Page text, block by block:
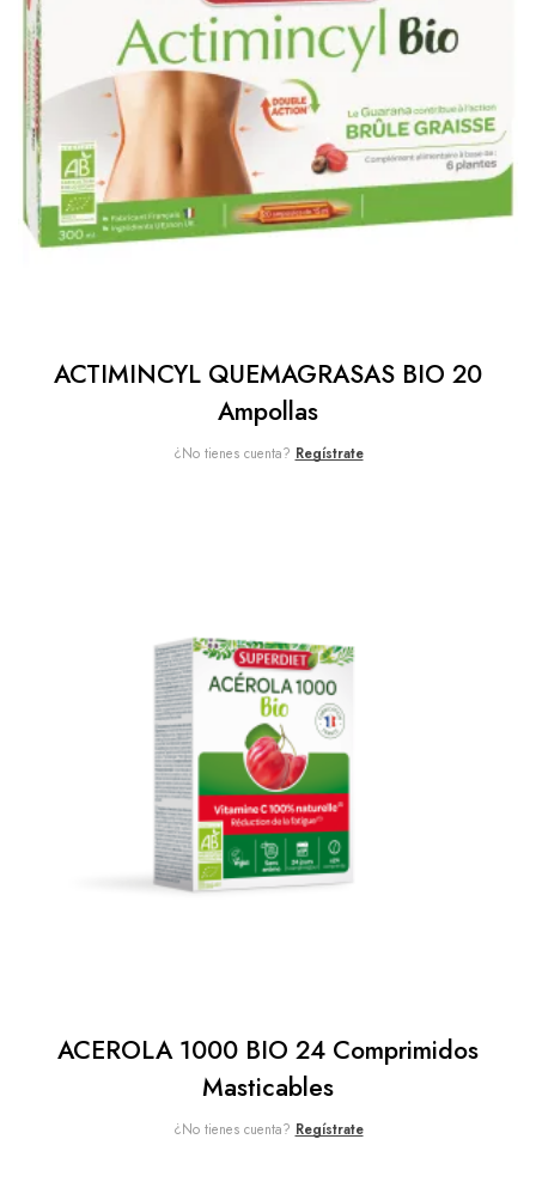
ACTIMINCYL QUEMAGRASAS BIO 20
Ampollas
¿No tienes cuenta? Regístrate
ACEROLA 1000 BIO 24 Comprimidos
Masticables
¿No tienes cuenta? Regístrate